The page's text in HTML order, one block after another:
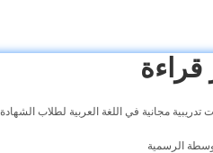
قراءة
تدريبية مجانية في اللغة العربية لطلاب الشهادة
الرسمية